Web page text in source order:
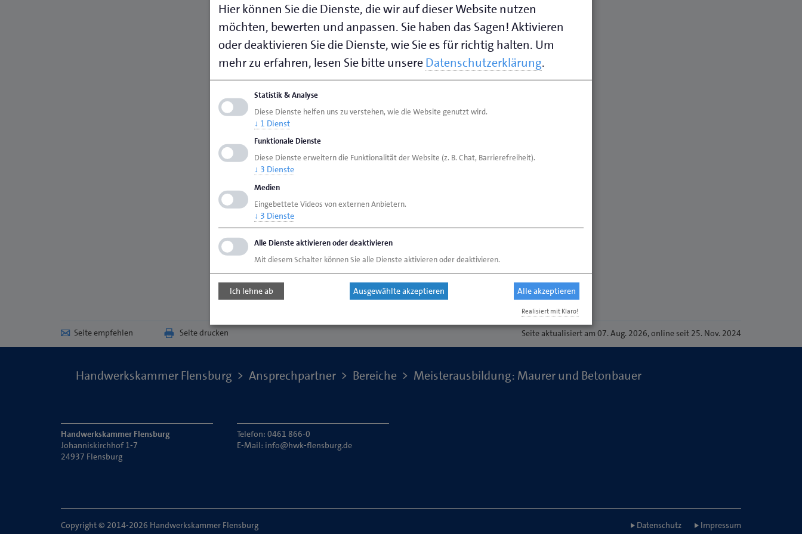
Seite empfehlen Seite drucken Seiteaktualisiert am 07. Aug. 2026, online seit 25. Nov. 2024
Handwerkskammer Flensburg Ansprechpartner Bereiche Meisterausbildung: Maurer und Betonbauer
Handwerkskammer Flensburg
Johanniskirchhof 1-7
24937 Flensburg
Telefon: 0461 866-0
E-Mail: info@hwk-flensburg.de
Copyright © 2014-2026 Handwerkskammer Flensburg Datenschutz Impressum
Hier können Sie die Dienste, die wir auf dieser Website nutzen
möchten, bewerten und anpassen. Sie haben das Sagen! Aktivieren
oder deaktivieren Sie die Dienste, wie Sie es für richtig halten. Um
mehr zu erfahren, lesen Sie bitte unsereDatenschutzerklärung.
Statistik & Analyse
Diese Dienste helfen uns zu verstehen, wie die Website genutzt wird.
↓ 1 Dienst
Funktionale Dienste
Diese Dienste erweitern die Funktionalität der Website (z. B. Chat, Barrierefreiheit).
↓ 3 Dienste
Medien
Eingebettete Videos von externen Anbietern.
↓ 3 Dienste
Alle Dienste aktivieren oder deaktivieren
Mit diesem Schalter können Sie alle Dienste aktivieren oder deaktivieren.
Ich lehne ab Ausgewählte akzeptieren Alle akzeptieren
Realisiert mit Klaro!